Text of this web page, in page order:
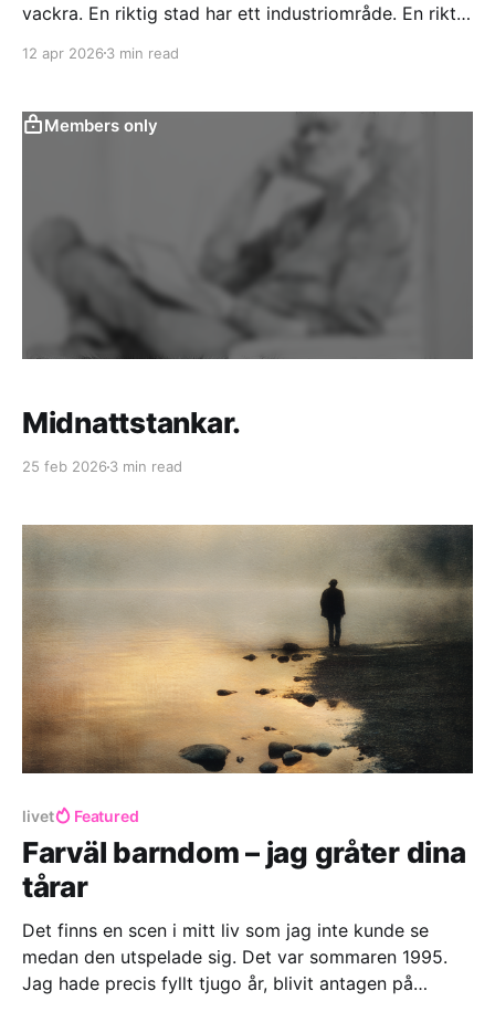
vackra. En riktig stad har ett industriområde. En riktig
soptunna med turistskräp på baksidan.
12 apr 2026 3 min read
Members only
Midnattstankar.
25 feb 2026 3 min read
livet Featured
Farväl barndom – jag gråter dina
tårar
Det finns en scen i mitt liv som jag inte kunde se
medan den utspelade sig. Det var sommaren 1995.
Jag hade precis fyllt tjugo år, blivit antagen på